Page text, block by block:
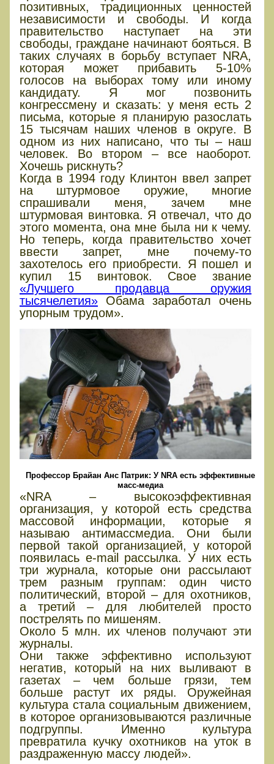
позитивных, традиционных ценностей
независимости и свободы. И когда
правительство наступает на эти
свободы, граждане начинают бояться. В
таких случаях в борьбу вступает NRA,
которая может прибавить 5-10%
голосов на выборах тому или иному
кандидату. Я мог позвонить
конгрессмену и сказать: у меня есть 2
письма, которые я планирую разослать
15 тысячам наших членов в округе. В
одном из них написано, что ты – наш
человек. Во втором – все наоборот.
Хочешь рискнуть?
Когда в 1994 году Клинтон ввел запрет
на штурмовое оружие, многие
спрашивали меня, зачем мне
штурмовая винтовка. Я отвечал, что до
этого момента, она мне была ни к чему.
Но теперь, когда правительство хочет
ввести запрет, мне почему-то
захотелось его приобрести. Я пошел и
купил 15 винтовок. Свое звание
«Лучшего продавца оружия
тысячелетия» Обама заработал очень
упорным трудом».
Профессор Брайан Анс Патрик: У NRA есть эффективные
масс-медиа
«NRA – высокоэффективная
организация, у которой есть средства
массовой информации, которые я
называю антимассмедиа. Они были
первой такой организацией, у которой
появилась e-mail рассылка. У них есть
три журнала, которые они рассылают
трем разным группам: один чисто
политический, второй – для охотников,
а третий – для любителей просто
пострелять по мишеням.
Около 5 млн. их членов получают эти
журналы.
Они также эффективно используют
негатив, который на них выливают в
газетах – чем больше грязи, тем
больше растут их ряды. Оружейная
культура стала социальным движением,
в которое организовываются различные
подгруппы. Именно культура
превратила кучку охотников на уток в
раздраженную массу людей».